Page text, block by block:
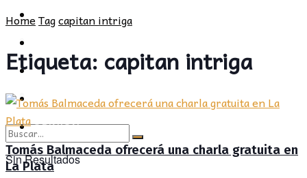
CULTURA
Sin Resultados
PROVINCIA
SOCIEDAD
CULTURA
OPINIÓN
HomeTagcapitan intriga
Etiqueta: capitan intriga
Tomás Balmaceda ofrecerá una charla gratuita en
La Plata